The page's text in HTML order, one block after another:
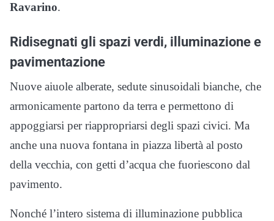
Ravarino.
Ridisegnati gli spazi verdi, illuminazione e
pavimentazione
Nuove aiuole alberate, sedute sinusoidali bianche, che
armonicamente partono da terra e permettono di
appoggiarsi per riappropriarsi degli spazi civici. Ma
anche una nuova fontana in piazza libertà al posto
della vecchia, con getti d’acqua che fuoriescono dal
pavimento.
Nonché l’intero sistema di illuminazione pubblica